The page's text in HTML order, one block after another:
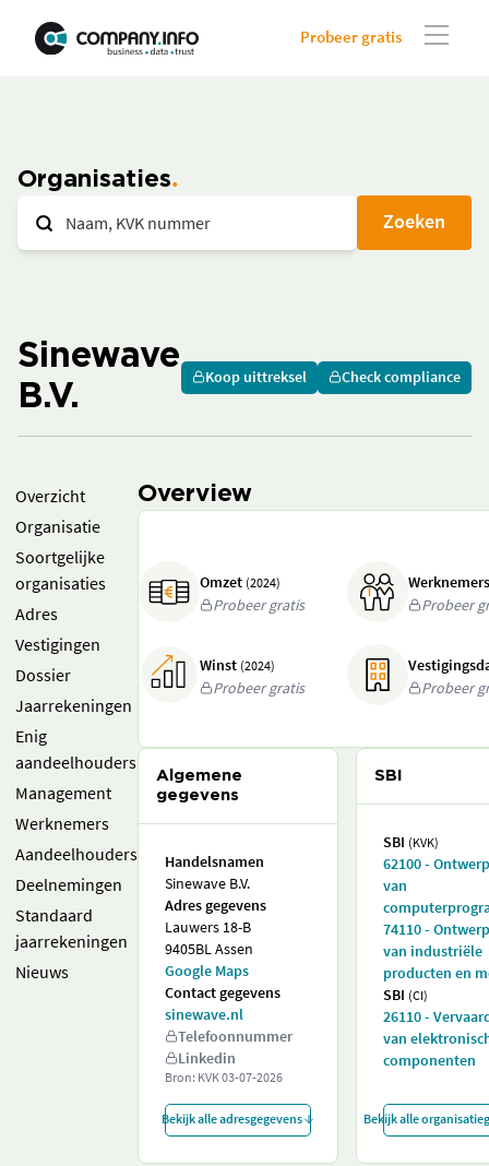
Probeer gratis
Organisaties
Zoeken
Sinewave
B.V.
Koop uittreksel Check compliance
Overzicht
Organisatie
Soortgelijke
organisaties
Adres
Vestigingen
Dossier
Jaarrekeningen
Enig
aandeelhouders
Management
Werknemers
Aandeelhouders
Deelnemingen
Standaard
jaarrekeningen
Nieuws
Overview
Omzet (2024)
Probeer gratis
Probeer
Winst (2024)
Probeer gratis
Probeer
Algemene
gegevens
Handelsnamen
Sinewave B.V.
Adres gegevens
Lauwers 18-B
9405BL Assen
Google Maps
Contact gegevens
sinewave.nl
Telefoonnummer
Linkedin
Bron: KVK03-07-2026
Bekijk alle adresgegevens
SBI
SBI (KVK)
62100 -
van
74110 -
van industriële
producten en
SBI (CI)
26110 -
van
componenten
Bekijk alle